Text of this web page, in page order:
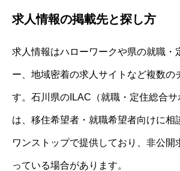
求人情報の掲載先と探し方
求人情報はハローワークや県の就職・
ー、地域密着の求人サイトなど複数の
す。石川県のILAC（就職・定住総合サ
は、移住希望者・就職希望者向けに相
ワンストップで提供しており、非公開
っている場合があります。